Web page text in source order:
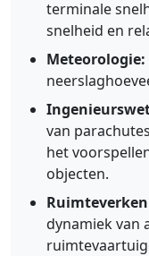
terminale
snelheid en
Meteorologie:
van
het
objecten.
dynamiek van